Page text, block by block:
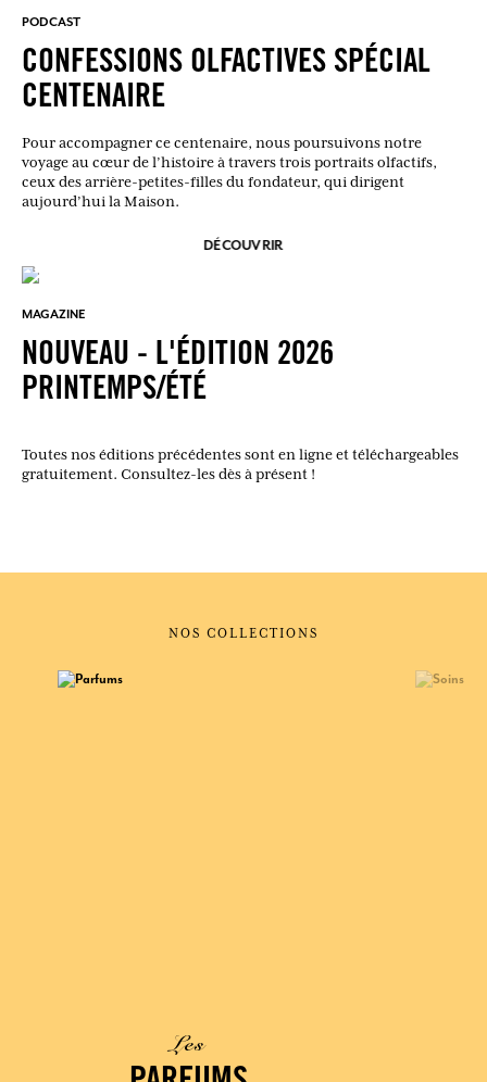
PODCAST
CONFESSIONS OLFACTIVES SPÉCIAL
CENTENAIRE
Pour accompagner ce centenaire, nous poursuivons notre
voyage au cœur de l’histoire à travers trois portraits olfactifs,
ceux des arrière-petites-filles du fondateur, qui dirigent
aujourd’hui la Maison.
DÉCOUVRIR
MAGAZINE
NOUVEAU - L'ÉDITION 2026
PRINTEMPS/ÉTÉ
Toutes nos éditions précédentes sont en ligne et téléchargeables
gratuitement. Consultez-les dès à présent !
NOS COLLECTIONS
Les